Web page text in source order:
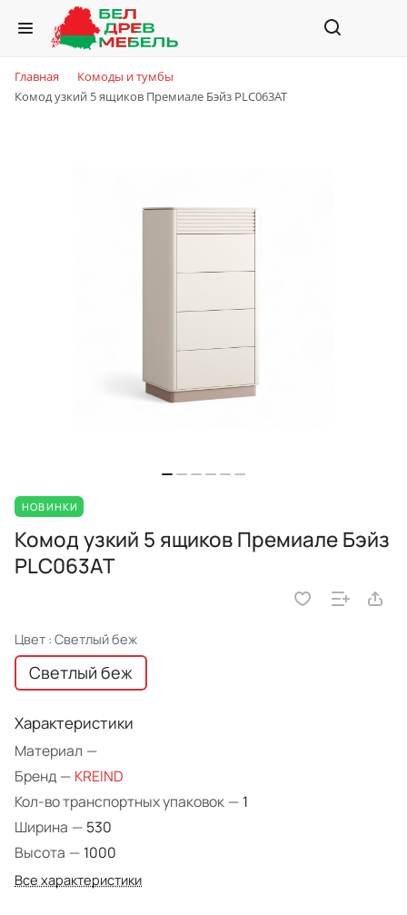
Главная
Комоды и тумбы
Комод узкий 5 ящиков Премиале Бэйз PLC063AT
НОВИНКИ
Комод узкий 5 ящиков Премиале Бэйз
PLC063AT
Цвет : Светлый беж
Светлый беж
Характеристики
Материал —
Бренд — KREIND
Кол-во транспортных упаковок — 1
Ширина — 530
Высота — 1000
Все характеристики